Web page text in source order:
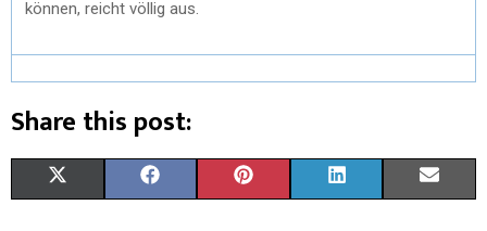
können, reicht völlig aus.
Share this post: